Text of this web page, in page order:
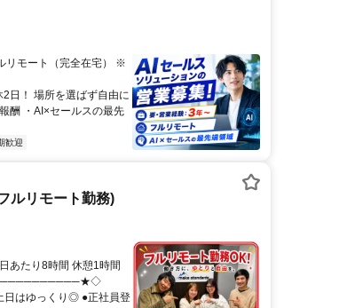
リモート（完全在宅） ※
日！ 場所を選ばず自由に
酬 ・AI×セールスの最先
歓迎
ルリモート勤務)
あたり8時間 休憩1時間
日はゆっくり◎ ●正社員登